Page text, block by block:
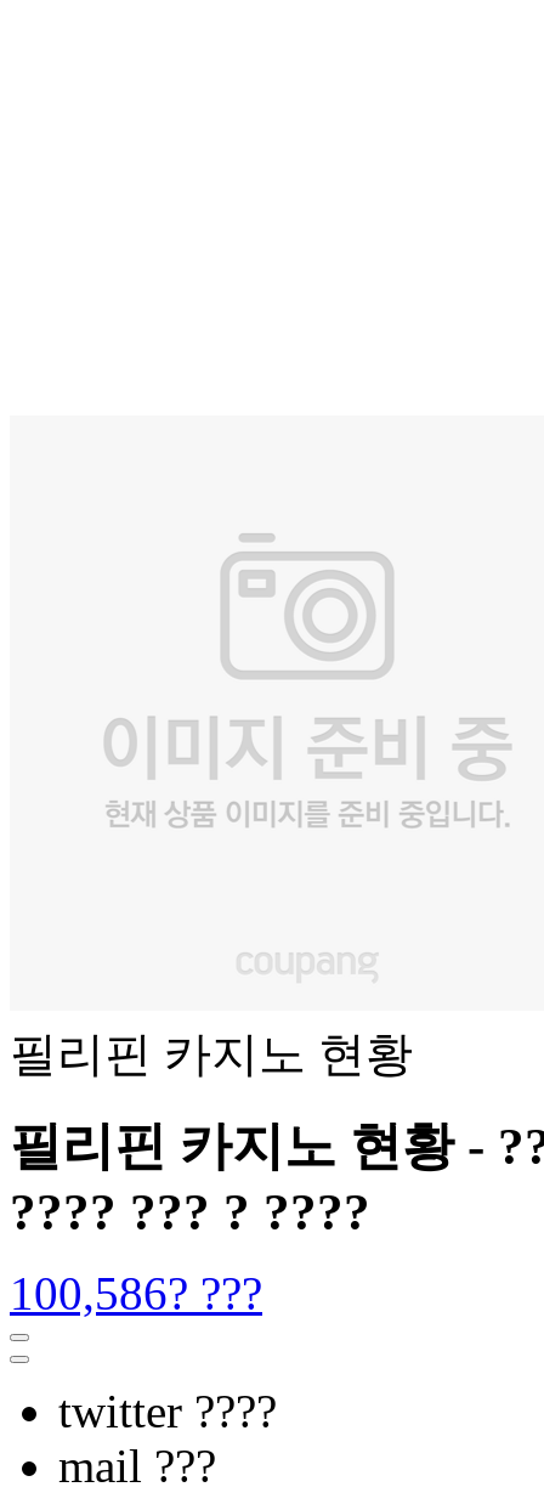
필리핀 카지노 현황
필리핀 카지노 현황 -
???? ??? ? ????
100,586? ???
twitter ????
mail ???